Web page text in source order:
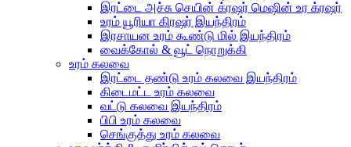
இரட்டை அச்சு செயின் க்ரஷர் மெஷின் உர க்ரஷர்
உரம் யூரியா கிரஷர் இயந்திரம்
இரசாயன உரம் கூண்டு மில் இயந்திரம்
வைக்கோல் & வூட் நொறுக்கி
உரம் கலவை
இரட்டை தண்டு உரம் கலவை இயந்திரம்
கிடைமட்ட உரம் கலவை
வட்டு கலவை இயந்திரம்
பிபி உரம் கலவை
செங்குத்து உரம் கலவை